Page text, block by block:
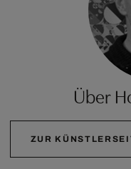
Über
ZUR